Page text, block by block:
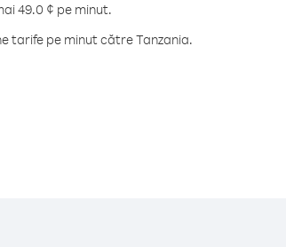
49.0 ¢ pe minut.
tarife pe minut către Tanzania.